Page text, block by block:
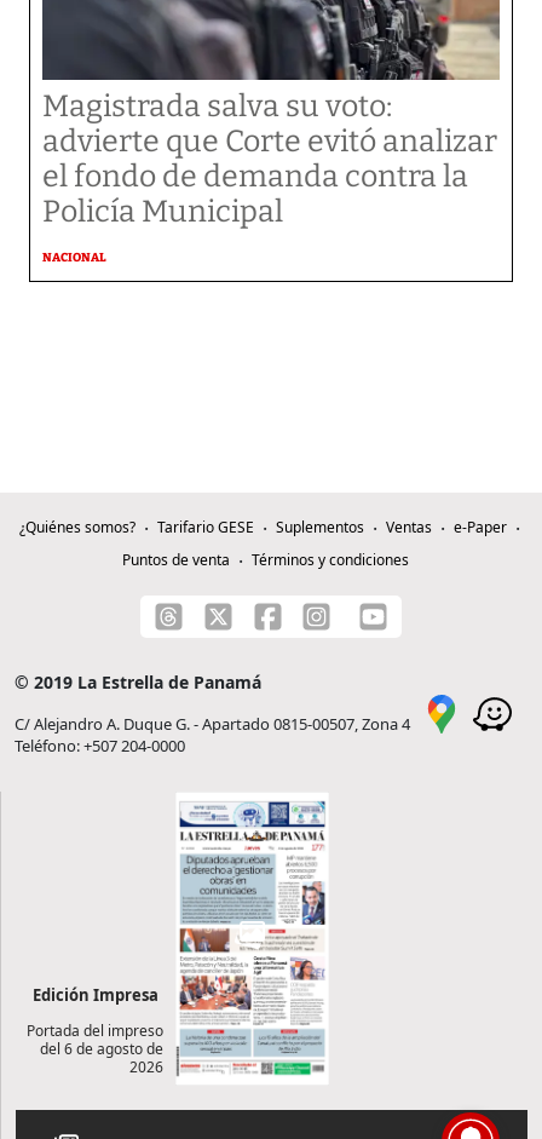
Magistrada salva su voto:
advierte que Corte evitó analizar
el fondo de demanda contra la
Policía Municipal
NACIONAL
¿Quiénes somos? Tarifario GESE Suplementos Ventas
e-Paper
Puntos de venta
Términos y condiciones
© 2019 La Estrella de Panamá
C/ Alejandro A. Duque G. - Apartado 0815-00507, Zona 4
Teléfono: +507 204-0000
Edición Impresa
Portada del impreso
del 6 de agosto de
2026